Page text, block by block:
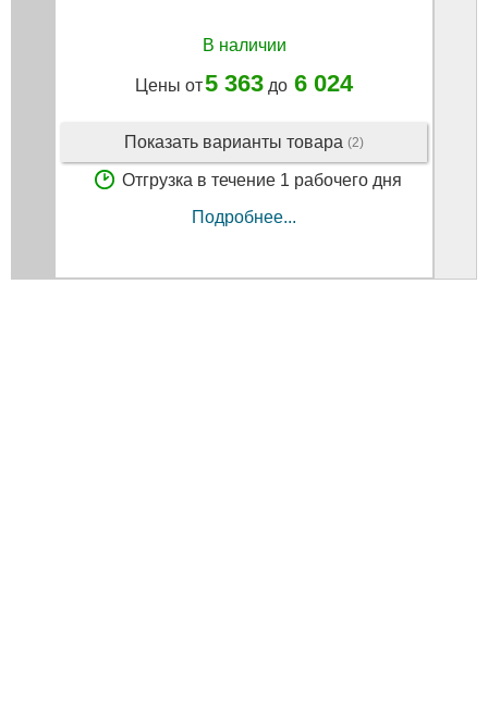
В наличии
Цены от5 363 до 6 024
Показать варианты товара (2)
Отгрузка в течение 1 рабочего дня
Подробнее...